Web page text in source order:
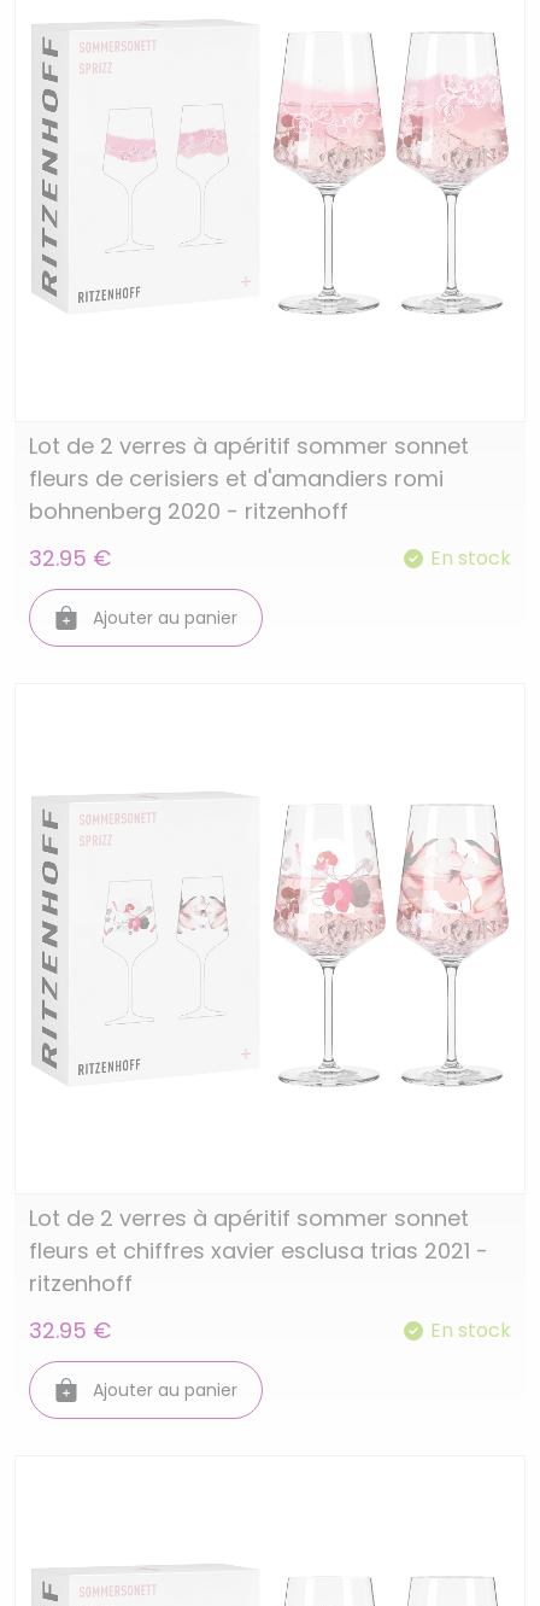
Lot de 2 verres à apéritif sommer sonnet
fleurs de cerisiers et d'amandiers romi
bohnenberg 2020 - ritzenhoff
32.95 €
En stock
Ajouter au panier
Lot de 2 verres à apéritif sommer sonnet
fleurs et chiffres xavier esclusa trias 2021 -
ritzenhoff
32.95 €
En stock
Ajouter au panier